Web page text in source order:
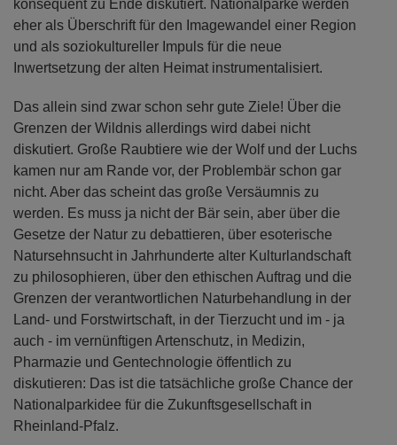
konsequent zu Ende diskutiert. Nationalparke werden
eher als Überschrift für den Imagewandel einer Region
und als soziokultureller Impuls für die neue
Inwertsetzung der alten Heimat instrumentalisiert.
Das allein sind zwar schon sehr gute Ziele! Über die
Grenzen der Wildnis allerdings wird dabei nicht
diskutiert. Große Raubtiere wie der Wolf und der Luchs
kamen nur am Rande vor, der Problembär schon gar
nicht. Aber das scheint das große Versäumnis zu
werden. Es muss ja nicht der Bär sein, aber über die
Gesetze der Natur zu debattieren, über esoterische
Natursehnsucht in Jahrhunderte alter Kulturlandschaft
zu philosophieren, über den ethischen Auftrag und die
Grenzen der verantwortlichen Naturbehandlung in der
Land- und Forstwirtschaft, in der Tierzucht und im - ja
auch - im vernünftigen Artenschutz, in Medizin,
Pharmazie und Gentechnologie öffentlich zu
diskutieren: Das ist die tatsächliche große Chance der
Nationalparkidee für die Zukunftsgesellschaft in
Rheinland-Pfalz.